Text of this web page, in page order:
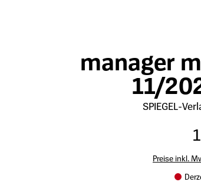
manager
11/
SPIEGEL-
Preise inkl.